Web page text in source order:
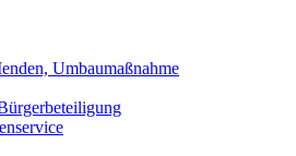
Umbaumaßnahme